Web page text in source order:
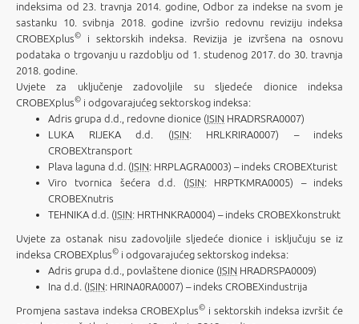
indeksima od 23. travnja 2014. godine, Odbor za indekse na svom je
sastanku 10. svibnja 2018. godine izvršio redovnu reviziju indeksa
CROBEXplus©
i sektorskih indeksa. Revizija je izvršena na osnovu
podataka o trgovanju u razdoblju od 1. studenog 2017. do 30. travnja
2018. godine.
Uvjete za uključenje zadovoljile su sljedeće dionice indeksa
CROBEXplus© i odgovarajućeg sektorskog indeksa:
Adris grupa d.d., redovne dionice (ISIN HRADRSRA0007)
LUKA RIJEKA d.d. (ISIN: HRLKRIRA0007) – indeks
CROBEXtransport
Plava laguna d.d. (ISIN: HRPLAGRA0003) – indeks CROBEXturist
Viro tvornica šećera d.d. (ISIN: HRPTKMRA0005) – indeks
CROBEXnutris
TEHNIKA d.d. (ISIN: HRTHNKRA0004) – indeks CROBEXkonstrukt
Uvjete za ostanak nisu zadovoljile sljedeće dionice i isključuju se iz
indeksa CROBEXplus© i odgovarajućeg sektorskog indeksa:
Adris grupa d.d., povlaštene dionice (ISIN HRADRSPA0009)
Ina d.d. (ISIN: HRINA0RA0007) – indeks CROBEXindustrija
Promjena sastava indeksa CROBEXplus© i sektorskih indeksa izvršit će